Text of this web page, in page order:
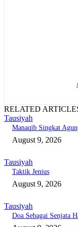
RELATED
Tausiyah
Manaqib Singkat
August 9, 2026
Tausiyah
Taktik Jenius
August 9, 2026
Tausiyah
Doa Sebagai Senjata